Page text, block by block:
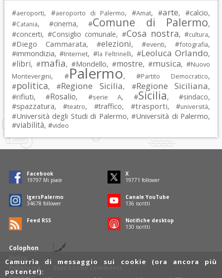
#aeroporti, #aeroporto di Palermo, #Amat, #arte, #calcio,
#Catania, #cinema, #Comune di Palermo,
#concerti, #Consiglio comunale, #Cosa nostra, #cultura,
#Diego Cammarata, #elezioni, #eventi, #fotografia,
#immondizia, #Internet, #la Feltrinelli, #Leoluca Orlando,
#libri, #mafia, #Mondello, #mostre, #musica, #Nuovo
Montevergini, #Palermo, #Partito Democratico,
#politica, #Regione Sicilia, #Regione Siciliana,
#rifiuti, #Rosalio, #serie A, #Sicilia, #sindaco,
#spazzatura, #teatro, #traffico, #trasporti, #università,
#Università degli Studi di Palermo, #Università di Palermo,
#viabilità, #video
Colophon
Policy
Pubblicità
Statistiche commenti
Facebook
19797 Mi piace
X
19771 follower
IgersPalermo
34678 follower
Canale YouTube
136 iscritti
Feed RSS
Notifiche desktop
130 iscritti
Camurrìa di messaggio sui cookie (ora ancora più
potente!):